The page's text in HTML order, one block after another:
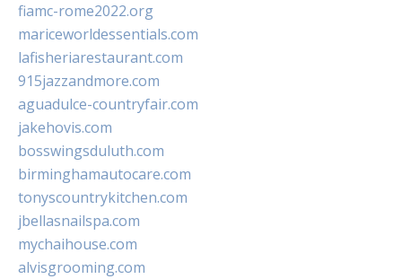
fiamc-rome2022.org
mariceworldessentials.com
lafisheriarestaurant.com
915jazzandmore.com
aguadulce-countryfair.com
jakehovis.com
bosswingsduluth.com
birminghamautocare.com
tonyscountrykitchen.com
jbellasnailspa.com
mychaihouse.com
alvisgrooming.com